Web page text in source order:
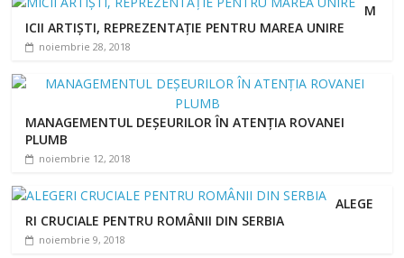
M
ICII ARTIȘTI, REPREZENTAȚIE PENTRU MAREA UNIRE
noiembrie 28, 2018
MANAGEMENTUL DEȘEURILOR ÎN ATENȚIA ROVANEI
PLUMB
noiembrie 12, 2018
ALEGE
RI CRUCIALE PENTRU ROMÂNII DIN SERBIA
noiembrie 9, 2018